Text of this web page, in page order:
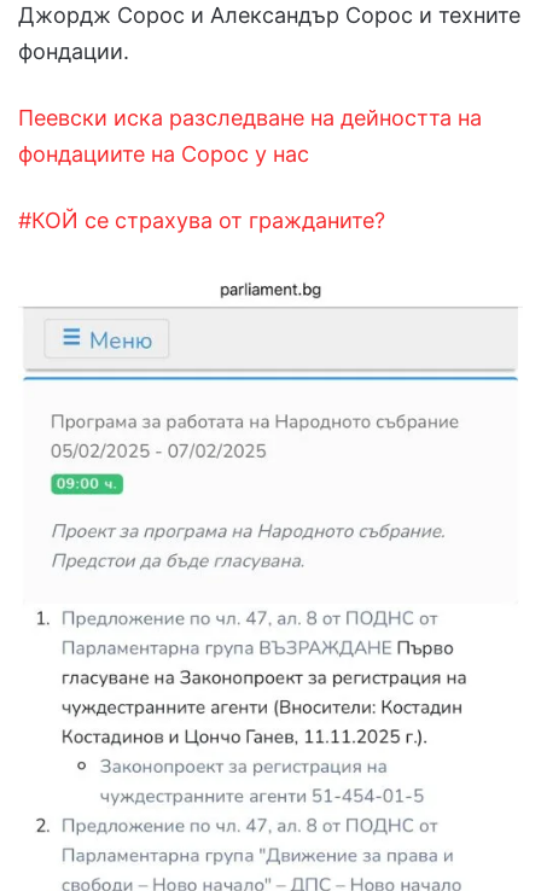
Джордж Сорос и Александър Сорос и техните
фондации.
Пеевски иска разследване на дейността на
фондациите на Сорос у нас
#КОЙ се страхува от гражданите?